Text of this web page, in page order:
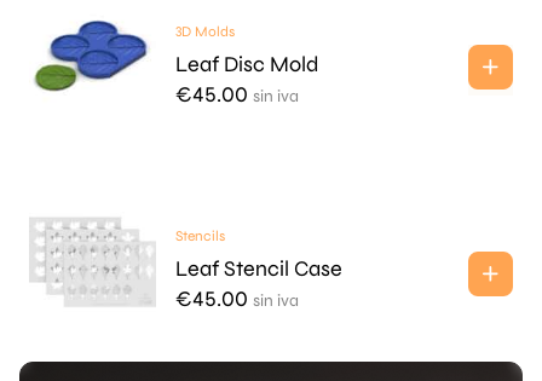
3D Molds
Leaf Disc Mold
€45.00 sin iva
Stencils
Leaf Stencil Case
€45.00 sin iva